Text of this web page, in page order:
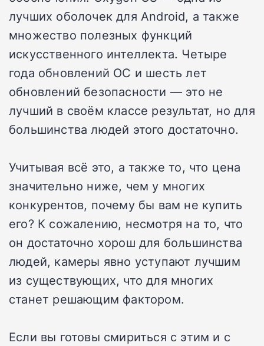
лучших оболочек для Android, а также
множество полезных функций
искусственного интеллекта. Четыре
года обновлений ОС и шесть лет
обновлений безопасности — это не
лучший в своём классе результат, но для
большинства людей этого достаточно.
Учитывая всё это, а также то, что цена
значительно ниже, чем у многих
конкурентов, почему бы вам не купить
его? К сожалению, несмотря на то, что
он достаточно хорош для большинства
людей, камеры явно уступают лучшим
из существующих, что для многих
станет решающим фактором.
Если вы готовы смириться с этим и с